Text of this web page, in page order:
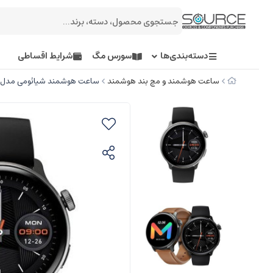
دسته‌بندی‌ها سورس مگ شرایط اقساطی
ساعت هوشمند و مچ بند هوشمند ساعت هوشمند شیائومی مدل Mibro Watch Lite 2